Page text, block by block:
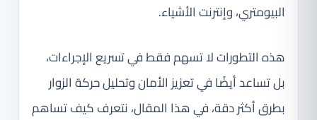
البيومتري، وإنترنت الأشياء.
هذه التطورات لا تسهم فقط في تسريع الإجراءات،
بل تساعد أيضًا في تعزيز الأمان وتحليل حركة الزوار
بطرق أكثر دقة، في هذا المقال، نتعرف كيف تساهم